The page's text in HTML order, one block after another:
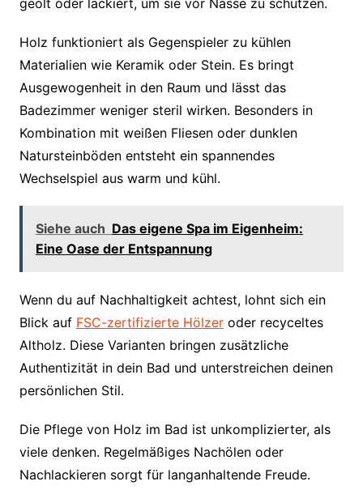
geölt oder lackiert, um sie vor Nässe zu schützen.
Holz funktioniert als Gegenspieler zu kühlen
Materialien wie Keramik oder Stein. Es bringt
Ausgewogenheit in den Raum und lässt das
Badezimmer weniger steril wirken. Besonders in
Kombination mit weißen Fliesen oder dunklen
Natursteinböden entsteht ein spannendes
Wechselspiel aus warm und kühl.
Siehe auch Das eigene Spa im Eigenheim:
Eine Oase der Entspannung
Wenn du auf Nachhaltigkeit achtest, lohnt sich ein
Blick auf FSC-zertifizierte Hölzeroder recyceltes
Altholz. Diese Varianten bringen zusätzliche
Authentizität in dein Bad und unterstreichen deinen
persönlichen Stil.
Die Pflege von Holz im Bad ist unkomplizierter, als
viele denken. Regelmäßiges Nachölen oder
Nachlackieren sorgt für langanhaltende Freude.